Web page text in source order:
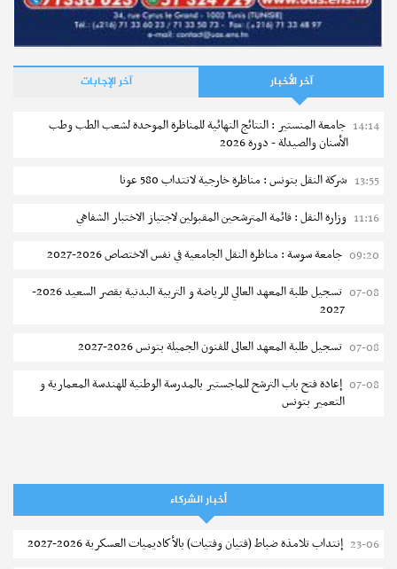
آخر الأخبار آخر الإجابات
14:14 جامعة المنستير : النتائج النهائية للمناظرة الموحدة لشعب الطب وطب
الأسنان والصيدلة - دورة 2026
13:55 شركة النقل بتونس : مناظرة خارجية لانتداب 580 عونا
11:16 وزارة النقل : قائمة المترشحين المقبولين لاجتياز الاختبار الشفاهي
09:20 جامعة سوسة : مناظرة النقل الجامعية في نفس الاختصاص 2026-2027
07-08
تسجيل طلبة المعهد العالي للرياضة و التربية البدنية بقصر السعيد 2026-
2027
07-08 تسجيل طلبة المعهد العالى للفنون الجميلة بتونس 2026-2027
07-08 إعادة فتح باب الترشح للماجستير بالمدرسة الوطنية للهندسة المعمارية و
التعمير بتونس
المعهد العالي للعلوم التطبيقية والتكنولوجيا بالقيروان : الترشح للماجستير
2026-2027
أخبار الشركاء
23-06 إنتداب تلامذة ضباط (فتيان وفتيات) بالأكاديميات العسكرية 2026-2027